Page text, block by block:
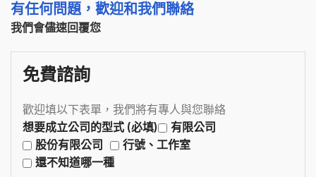
有任何問題，歡迎和我們聯絡
我們會儘速回覆您
免費諮詢
歡迎填以下表單，我們將有專人與您聯絡
想要成立公司的型式 (必填)
有限公司
股份有限公司
行號、工作室
還不知道哪一種